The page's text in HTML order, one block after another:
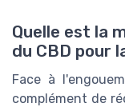
Quelle est la
du CBD pour
Face à
complément de